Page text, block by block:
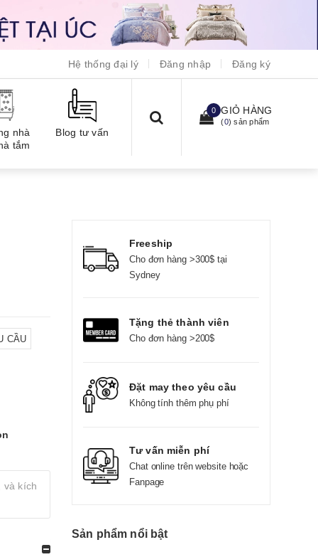
Hệ thống đại lý Đăng nhập Đăng ký
nhà
tắm
Blog tư vấn
0 GIỎ HÀNG
(0) sản phẩm
CẦU
và kích
Freeship
Cho đơn hàng >300$ tại
Sydney
Tặng thẻ thành viên
Cho đơn hàng >200$
Đặt may theo yêu cầu
Không tính thêm phụ phí
Tư vấn miễn phí
Chat online trên website hoặc
Fanpage
Sản phẩm nổi bật